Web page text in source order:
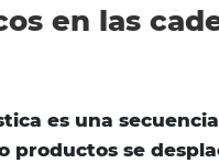
en las
es una
productos se